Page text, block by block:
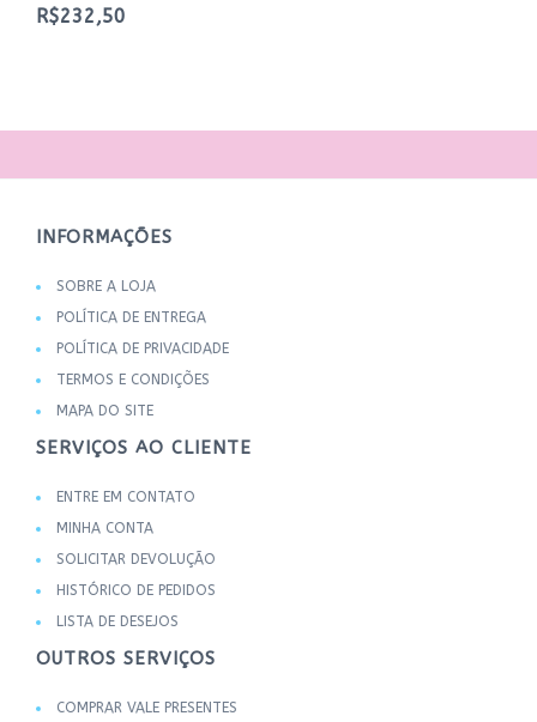
R$232,50
INFORMAÇÕES
SOBRE A LOJA
POLÍTICA DE ENTREGA
POLÍTICA DE PRIVACIDADE
TERMOS E CONDIÇÕES
MAPA DO SITE
SERVIÇOS AO CLIENTE
ENTRE EM CONTATO
MINHA CONTA
SOLICITAR DEVOLUÇÃO
HISTÓRICO DE PEDIDOS
LISTA DE DESEJOS
OUTROS SERVIÇOS
COMPRAR VALE PRESENTES